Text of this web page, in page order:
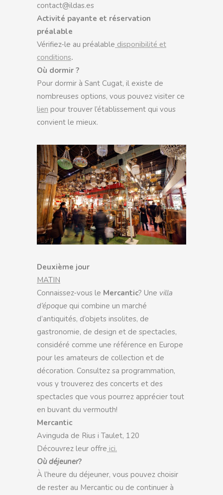
contact@ildas.es
Activité payante et réservation
préalable
Vérifiez-le au préalable disponibilité et
conditions.
Où dormir ?
Pour dormir à Sant Cugat, il existe de
nombreuses options, vous pouvez visiter ce
lien pour trouver l’établissement qui vous
convient le mieux.
Deuxième jour
MATIN
Connaissez-vous le Mercantic? Une villa
d’époque qui combine un marché
d’antiquités, d’objets insolites, de
gastronomie, de design et de spectacles,
considéré comme une référence en Europe
pour les amateurs de collection et de
décoration. Consultez sa programmation,
vous y trouverez des concerts et des
spectacles que vous pourrez apprécier tout
en buvant du vermouth!
Mercantic
Avinguda de Rius i Taulet, 120
Découvrez leur offre ici.
Où déjeuner?
À l’heure du déjeuner, vous pouvez choisir
de rester au Mercantic ou de continuer à